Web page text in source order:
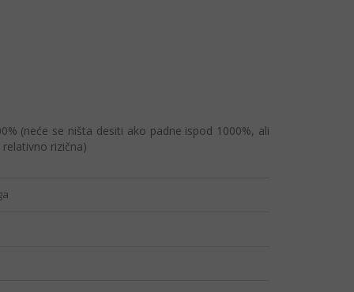
(neće se ništa desiti ako padne ispod 1000%, ali
rizična)